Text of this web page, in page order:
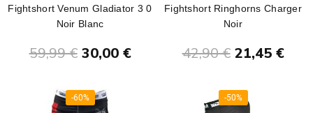
Fightshort Venum Gladiator 3 0
Noir Blanc
59,99 € 30,00 €
Fightshort Ringhorns Charger
Noir
42,90 € 21,45 €
-60% -50%